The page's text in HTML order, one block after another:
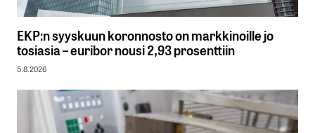
EKP:n syyskuun koronnosto on markkinoille jo
tosiasia – euribor nousi 2,93 prosenttiin
5.8.2026